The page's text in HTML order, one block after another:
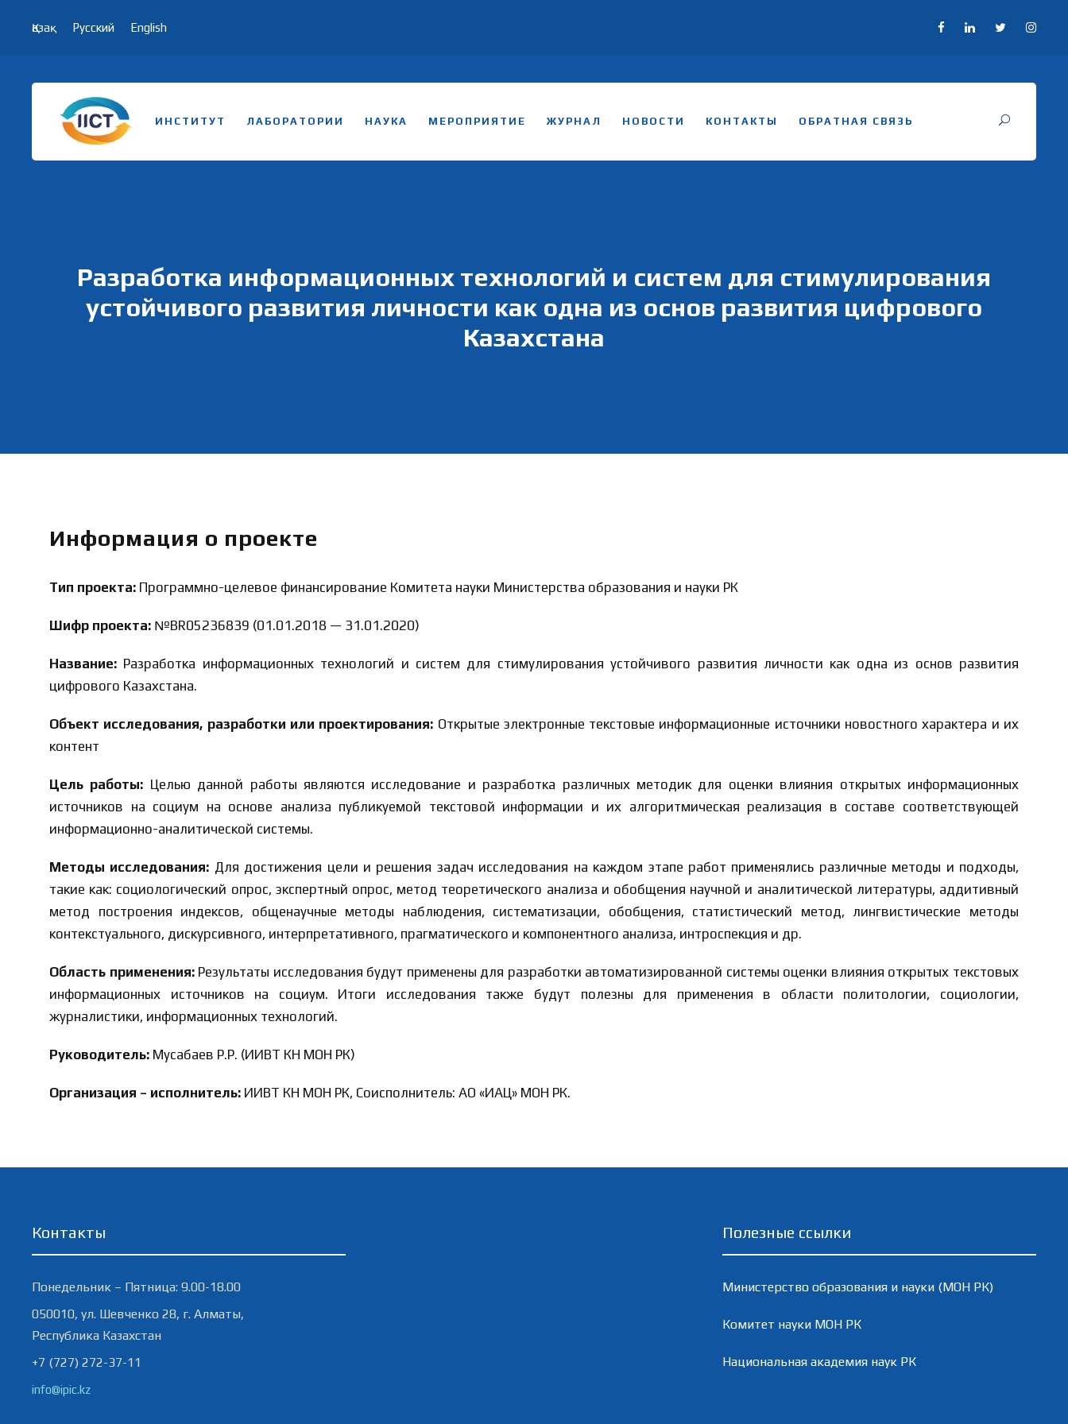
Қазақ Русский English
ИНСТИТУТ ЛАБОРАТОРИИ НАУКА МЕРОПРИЯТИЕ ЖУРНАЛ НОВОСТИ КОНТАКТЫ ОБРАТНАЯ СВЯЗЬ
Разработка информационных технологий и систем для стимулирования
устойчивого развития личности как одна из основ развития цифрового
Казахстана
Информация о проекте
Тип проекта: Программно-целевое финансирование Комитета науки Министерства образования и науки РК
Шифр проекта: №BR05236839 (01.01.2018 — 31.01.2020)
Название: Разработка информационных технологий и систем для стимулирования устойчивого развития личности как одна из основ развития
цифрового Казахстана.
Объект исследования, разработки или проектирования: Открытые электронные текстовые информационные источники новостного характера и их
контент
Цель работы: Целью данной работы являются исследование и разработка различных методик для оценки влияния открытых информационных
источников на социум на основе анализа публикуемой текстовой информации и их алгоритмическая реализация в составе соответствующей
информационно-аналитической системы.
Методы исследования: Для достижения цели и решения задач исследования на каждом этапе работ применялись различные методы и подходы,
такие как: социологический опрос, экспертный опрос, метод теоретического анализа и обобщения научной и аналитической литературы, аддитивный
метод построения индексов, общенаучные методы наблюдения, систематизации, обобщения, статистический метод, лингвистические методы
контекстуального, дискурсивного, интерпретативного, прагматического и компонентного анализа, интроспекция и др.
Область применения:Результаты исследования будут применены для разработки автоматизированной системы оценки влияния открытых текстовых
информационных источников на социум. Итоги исследования также будут полезны для применения в области политологии, социологии,
журналистики, информационных технологий.
Руководитель: Мусабаев Р.Р. (ИИВТ КН МОН РК)
Организация – исполнитель: ИИВТ КН МОН РК, Соисполнитель: АО «ИАЦ» МОН РК.
Контакты
Понедельник – Пятница: 9.00-18.00
050010, ул. Шевченко 28, г. Алматы,
Республика Казахстан
+7 (727) 272-37-11
info@ipic.kz
Полезные ссылки
Министерство образования и науки (МОН РК)
Комитет науки МОН РК
Национальная академия наук РК